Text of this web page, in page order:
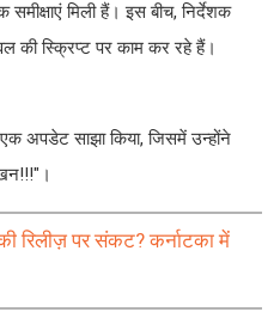
समीक्षाएं मिली हैं। इस बीच, निर्देशक
की स्क्रिप्ट पर काम कर रहे हैं।
साझा किया, जिसमें उन्होंने
रिलीज़ पर संकट? कर्नाटका में